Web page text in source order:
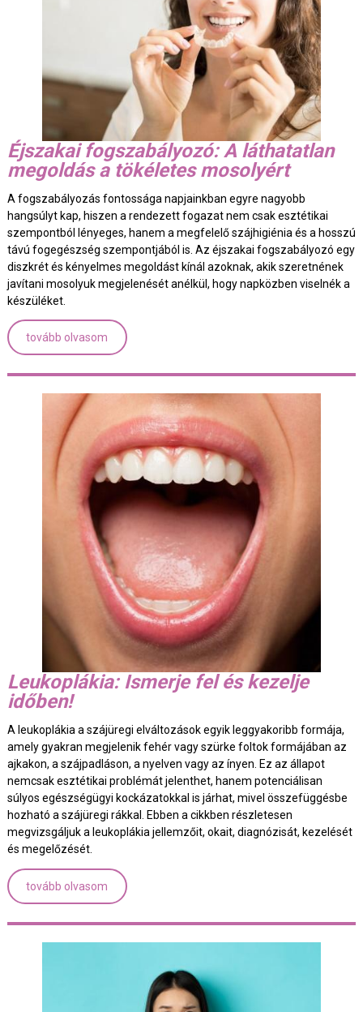
Éjszakai fogszabályozó: A láthatatlan
megoldás a tökéletes mosolyért
A fogszabályozás fontossága napjainkban egyre nagyobb
hangsúlyt kap, hiszen a rendezett fogazat nem csak esztétikai
szempontból lényeges, hanem a megfelelő szájhigiénia és a hosszú
távú fogegészség szempontjából is. Az éjszakai fogszabályozó egy
diszkrét és kényelmes megoldást kínál azoknak, akik szeretnének
javítani mosolyuk megjelenését anélkül, hogy napközben viselnék a
készüléket.
tovább olvasom
Leukoplákia: Ismerje fel és kezelje
időben!
A leukoplákia a szájüregi elváltozások egyik leggyakoribb formája,
amely gyakran megjelenik fehér vagy szürke foltok formájában az
ajkakon, a szájpadláson, a nyelven vagy az ínyen. Ez az állapot
nemcsak esztétikai problémát jelenthet, hanem potenciálisan
súlyos egészségügyi kockázatokkal is járhat, mivel összefüggésbe
hozható a szájüregi rákkal. Ebben a cikkben részletesen
megvizsgáljuk a leukoplákia jellemzőit, okait, diagnózisát, kezelését
és megelőzését.
tovább olvasom